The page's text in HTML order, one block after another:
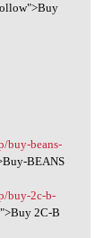
buy-beans-
BEANS
buy-2c-b-
2C-B